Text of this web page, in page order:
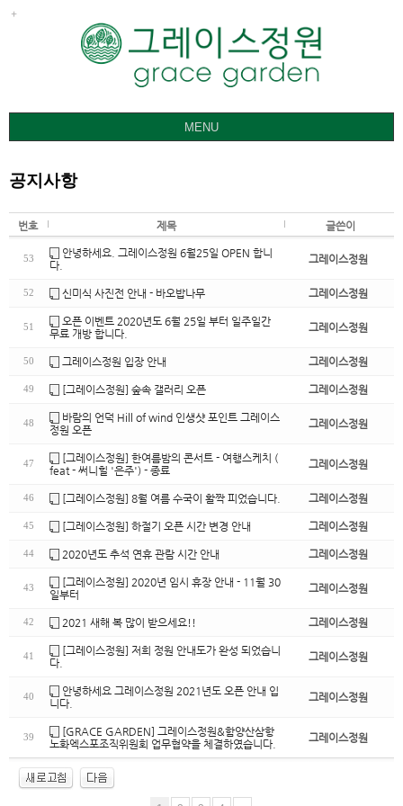
MENU
갤러리
요금ㅣ관람안내
공지사항
공지사항
번호 제목 글쓴이
53
안녕하세요. 그레이스정원 6월25일 OPEN 합니
다.
그레이스정원
52 신미식 사진전 안내 - 바오밥나무 그레이스정원
51
오픈 이벤트 2020년도 6월 25일 부터 일주일간
무료 개방 합니다.
그레이스정원
50 그레이스정원 입장 안내 그레이스정원
49 [그레이스정원] 숲속 갤러리 오픈 그레이스정원
48
바람의 언덕 Hill of wind 인생샷 포인트 그레이스
정원 오픈
그레이스정원
47
[그레이스정원] 한여름밤의 콘서트 - 여행스케치 (
feat - 써니힐 '은주') - 종료
그레이스정원
46 [그레이스정원] 8월 여름 수국이 활짝 피었습니다. 그레이스정원
45 [그레이스정원] 하절기 오픈 시간 변경 안내 그레이스정원
44 2020년도 추석 연휴 관람 시간 안내 그레이스정원
43
[그레이스정원] 2020년 임시 휴장 안내 - 11월 30
일부터
그레이스정원
42 2021 새해 복 많이 받으세요!! 그레이스정원
41
[그레이스정원] 저희 정원 안내도가 완성 되었습니
다.
그레이스정원
40
안녕하세요 그레이스정원 2021년도 오픈 안내 입
니다.
그레이스정원
39
[GRACE GARDEN] 그레이스정원&함양산삼항
노화엑스포조직위원회 업무협약을 체결하였습니다.
그레이스정원